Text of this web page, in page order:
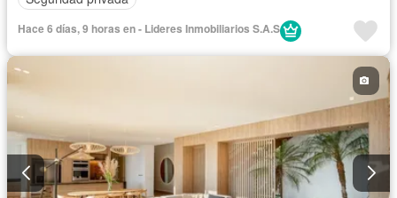
Hace 6 días, 9 horas en - Lideres Inmobiliarios S.A.S